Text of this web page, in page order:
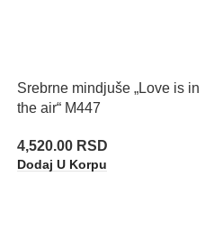
Srebrne mindjuše „Love is in
the air“ M447
4,520.00 RSD
Dodaj U Korpu